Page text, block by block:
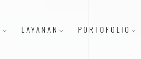
LAYANAN PORTOFOLIO